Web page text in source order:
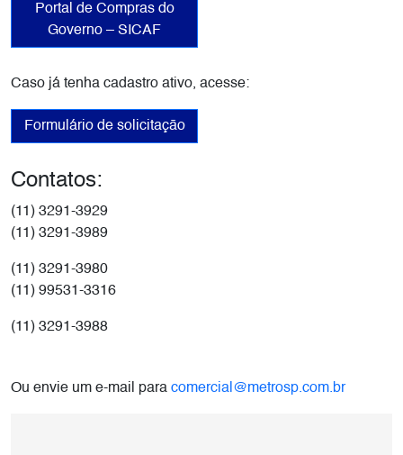
Portal de Compras do
Governo – SICAF
Caso já tenha cadastro ativo, acesse:
Formulário de solicitação
Contatos:
(11) 3291-3929
(11) 3291-3989
(11) 3291-3980
(11) 99531-3316
(11) 3291-3988
Ou envie um e-mail para comercial@metrosp.com.br